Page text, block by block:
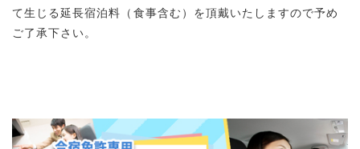
て生じる延長宿泊料（食事含む）を頂戴いたしますので予め
ご了承下さい。